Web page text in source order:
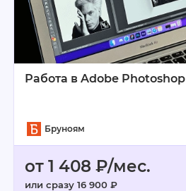
Работа в Adobe Photoshop
Бруноям
от 1 408 ₽/мес.
или сразу 16 900 ₽